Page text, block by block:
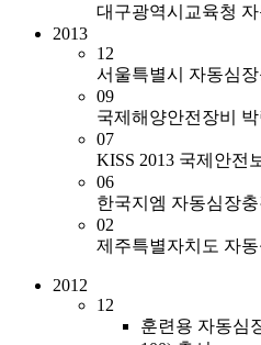
대구광역시교육청
2013
12
서울특별시 자동심
09
국제해양안전장비
07
KISS 2013 국제안전
06
한국지엠 자동심장
02
제주특별자치도 자
2012
12
훈련용 자동심